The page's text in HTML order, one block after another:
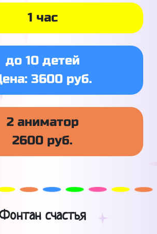
1 час
до 10 детей
3600 руб.
2 аниматор
2600 руб.
счастья